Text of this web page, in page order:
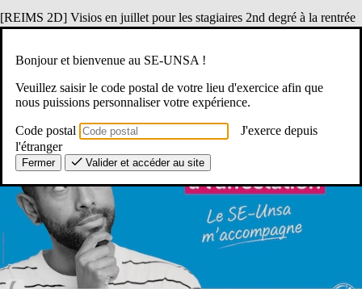
[REIMS 2D] Visios en juillet pour les stagiaires 2nd degré à la rentrée
2026
Félicitations ! Vous êtes nommé·es dans l’académie de Reims en tant
de façon à vous apporter des conseils grâce à notre […]
Bonjour et bienvenue au SE-UNSA !
Veuillez saisir le code postal de votre lieu d'exercice afin que
nous puissions personnaliser votre expérience.
Code postal
J'exerce depuis
l'étranger
Fermer Valider et accéder au site